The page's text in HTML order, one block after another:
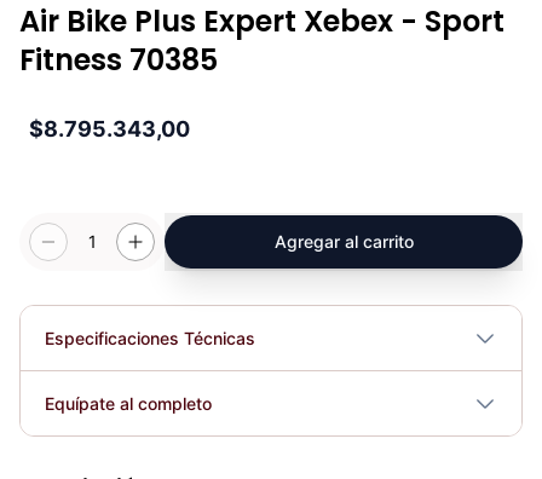
Air Bike Plus Expert Xebex - Sport
Fitness 70385
$8.795.343,00
1 Agregar al carrito
Especificaciones Técnicas
Plegable No
Equípate al completo